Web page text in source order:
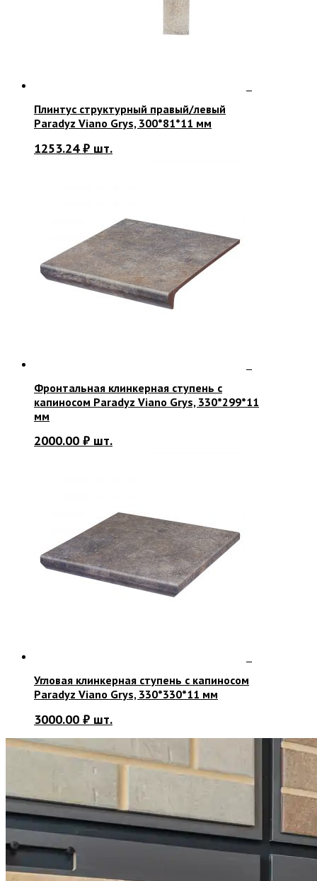
Плинтус структурный правый/левый
Paradyz Viano Grys, 300*81*11 мм
1253.24₽ шт.
Фронтальная клинкерная ступень с
капиносом Paradyz Viano Grys, 330*299*11
мм
2000.00 ₽ шт.
Угловая клинкерная ступень с капиносом
Paradyz Viano Grys, 330*330*11 мм
3000.00 ₽ шт.